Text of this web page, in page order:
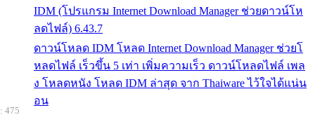
IDM (โปรแกรม Internet Download Manager ช่วยดาวน์โห
ลดไฟล์) 6.43.7
ดาวน์โหลด IDM โหลด Internet Download Manager ช่วยโ
หลดไฟล์ เร็วขึ้น 5 เท่า เพิ่มความเร็ว ดาวน์โหลดไฟล์ เพล
ง โหลดหนัง โหลด IDM ล่าสุด จาก Thaiware ไว้ใจได้แน่น
อน
475